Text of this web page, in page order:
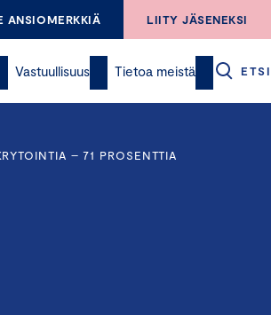
ANSIOMERKKIÄ LIITY JÄSENEKSI
Vastuullisuus Tietoa meistä ETSI
– 71 PROSENTTIA